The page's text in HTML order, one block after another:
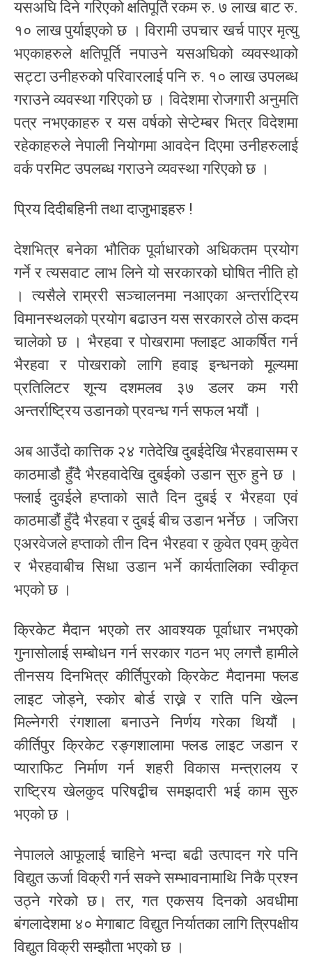
यसअघि दिने गरिएको क्षतिपूर्ति रकम रु. ७ लाख बाट रु.
१० लाख पुर्याइएको छ । विरामी उपचार खर्च पाएर मृत्यु
भएकाहरुले क्षतिपूर्ति नपाउने यसअघिको व्यवस्थाको
सट्टा उनीहरुको परिवारलाई पनि रु. १० लाख उपलब्ध
गराउने व्यवस्था गरिएको छ । विदेशमा रोजगारी अनुमति
पत्र नभएकाहरु र यस वर्षको सेप्टेम्बर भित्र विदेशमा
रहेकाहरुले नेपाली नियोगमा आवदेन दिएमा उनीहरुलाई
वर्क परमिट उपलब्ध गराउने व्यवस्था गरिएको छ ।
प्रिय दिदीबहिनी तथा दाजुभाइहरु !
देशभित्र बनेका भौतिक पूर्वाधारको अधिकतम प्रयोग
गर्ने र त्यसवाट लाभ लिने यो सरकारको घोषित नीति हो
। त्यसैले राम्ररी सञ्चालनमा नआएका अन्तर्राट्रिय
विमानस्थलको प्रयोग बढाउन यस सरकारले ठोस कदम
चालेको छ । भैरहवा र पोखरामा फ्लाइट आकर्षित गर्न
भैरहवा र पोखराको लागि हवाइ इन्धनको मूल्यमा
प्रतिलिटर शून्य दशमलव ३७ डलर कम गरी
अन्तर्राष्ट्रिय उडानको प्रवन्ध गर्न सफल भयौं ।
अब आउँदो कात्तिक २४ गतेदेखि दुबईदेखि भैरहवासम्म र
काठमाडौ हुँदै भैरहवादेखि दुबईको उडान सुरु हुने छ ।
फ्लाई दुवईले हप्ताको सातै दिन दुबई र भैरहवा एवं
काठमाडौं हुँदै भैरहवा र दुबई बीच उडान भर्नेछ । जजिरा
एअरवेजले हप्ताको तीन दिन भैरहवा र कुवेत एवम् कुवेत
र भैरहवाबीच सिधा उडान भर्ने कार्यतालिका स्वीकृत
भएको छ ।
क्रिकेट मैदान भएको तर आवश्यक पूर्वाधार नभएको
गुनासोलाई सम्बोधन गर्न सरकार गठन भए लगत्तै हामीले
तीनसय दिनभित्र कीर्तिपुरको क्रिकेट मैदानमा फ्लड
लाइट जोड्ने, स्कोर बोर्ड राख्ने र राति पनि खेल्न
मिल्नेगरी रंगशाला बनाउने निर्णय गरेका थियौं ।
कीर्तिपुर क्रिकेट रङ्गशालामा फ्लड लाइट जडान र
प्याराफिट निर्माण गर्न शहरी विकास मन्त्रालय र
राष्ट्रिय खेलकुद परिषद्बीच समझदारी भई काम सुरु
भएको छ ।
नेपालले आफूलाई चाहिने भन्दा बढी उत्पादन गरे पनि
विद्युत ऊर्जा विक्री गर्न सक्ने सम्भावनामाथि निकै प्रश्न
उठ्ने गरेको छ। तर, गत एकसय दिनको अवधीमा
बंगलादेशमा ४० मेगाबाट विद्युत निर्यातका लागि त्रिपक्षीय
विद्युत विक्री सम्झौता भएको छ ।